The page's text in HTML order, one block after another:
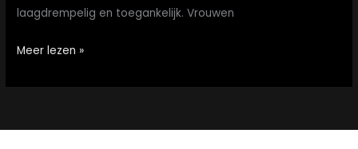
laagdrempelig en toegankelijk. Vrouwen
Meer lezen »